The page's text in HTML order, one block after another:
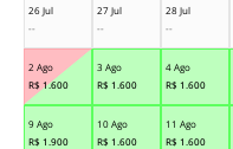
26 Jul
--
27 Jul
--
28 Jul
--
2 Ago
R$ 1.600
3 Ago
R$ 1.600
4 Ago
R$ 1.600
9 Ago
R$ 1.900
10 Ago
R$ 1.600
11 Ago
R$ 1.600